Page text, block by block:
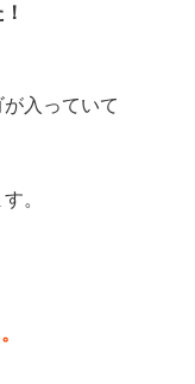
入っていて
。